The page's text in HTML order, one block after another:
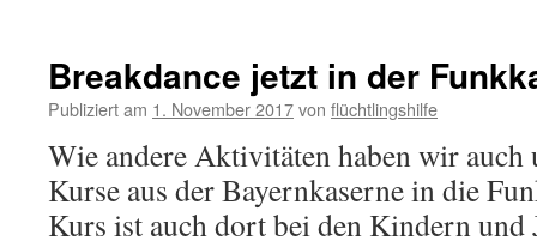
Breakdance jetzt in der
Publiziert am 1. November 2017von flüchtlingshilfe
Wie andere Aktivitäten haben wir auch
Kurse aus der Bayernkaserne in die
Kurs ist auch dort bei den Kindern und